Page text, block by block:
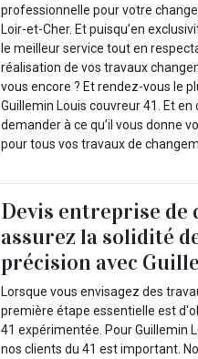
professionnelle pour votre
Loir-et-Cher. Et puisqu’en
le meilleur service tout en
réalisation de vos travaux
vous encore ? Et rendez-vous le
Guillemin Louis couvreur 41. Et
demander à ce qu’il vous donne
pour tous vos travaux de
Devis entreprise de
assurez la solidité
précision avec
Lorsque vous envisagez des
première étape essentielle est
41 expérimentée. Pour Guillemin
nos clients du 41 est important.